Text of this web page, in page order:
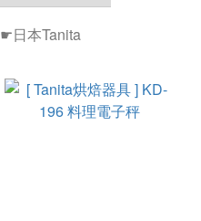
☛日本Tanita